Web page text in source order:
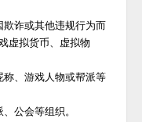
欺诈或其他违规行为而
虚拟货币、虚拟物
称、游戏人物或帮派等
公会等组织。